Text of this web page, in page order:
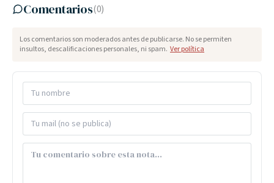
Comentarios(0)
Los comentarios son moderados antes de publicarse. No se permiten
insultos, descalificaciones personales, ni spam. Ver política